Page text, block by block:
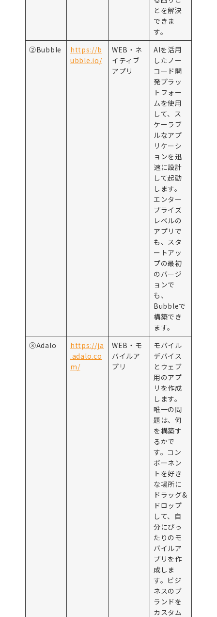
とを解決
できま
す。
②Bubble
https://b
ubble.io/
WEB・ネ
イティブ
アプリ
AIを活用
したノー
コード開
発プラッ
トフォー
ムを使用
して、ス
ケーラブ
ルなアプ
リケーシ
ョンを迅
速に設計
して起動
します。
エンター
プライズ
レベルの
アプリで
も、スタ
ートアッ
プの最初
のバージ
ョンで
も、
Bubbleで
構築でき
ます。
③Adalo
https://ja
.adalo.co
m/
WEB・モ
バイルア
プリ
モバイル
デバイス
とウェブ
用のアプ
リを作成
します。
唯一の問
題は、何
を構築す
るかで
す。コン
ポーネン
トを好き
な場所に
ドラッグ&
ドロップ
して、自
分にぴっ
たりのモ
バイルア
プリを作
成しま
す。ビジ
ネスのブ
ランドを
カスタム